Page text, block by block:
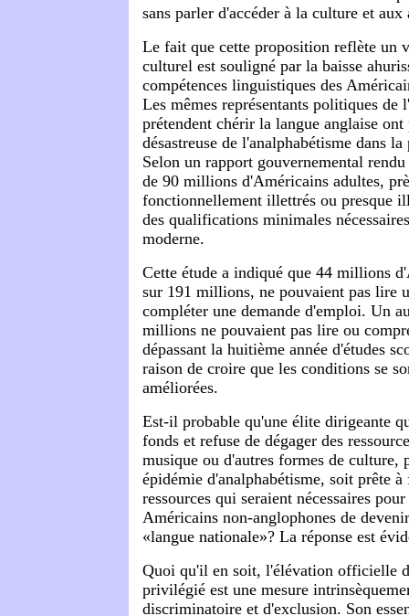
sans parler d'accéder à la culture et aux
Le fait que cette proposition reflète un
culturel est souligné par la baisse
compétences linguistiques des
Les mêmes représentants politiques de
prétendent chérir la langue anglaise ont
désastreuse de l'analphabétisme dans
Selon un rapport gouvernemental
de 90 millions d'Américains adultes,
fonctionnellement illettrés ou presque
des qualifications minimales
moderne.
Cette étude a indiqué que 44 millions
sur 191 millions, ne pouvaient pas lire
compléter une demande d'emploi. Un
millions ne pouvaient pas lire ou
dépassant la huitième année d'études
raison de croire que les conditions se
améliorées.
Est-il probable qu'une élite dirigeante
fonds et refuse de dégager des
musique ou d'autres formes de culture,
épidémie d'analphabétisme, soit prête
ressources qui seraient nécessaires
Américains non-anglophones de
«langue nationale»? La réponse est
Quoi qu'il en soit, l'élévation officielle
privilégié est une mesure
discriminatoire et d'exclusion. Son